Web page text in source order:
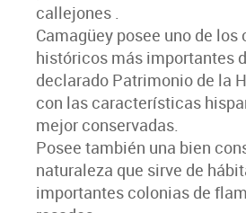
callejones .
Camagüey posee uno de los
históricos más importantes
declarado Patrimonio de la
con las características
mejor conservadas.
Posee también una bien
naturaleza que sirve de
importantes colonias de